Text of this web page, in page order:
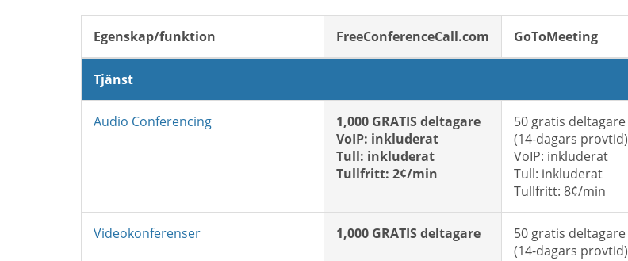
Egenskap/funktion FreeConferenceCall.com GoToMeeting
Tjänst
Audio Conferencing
1,000 GRATIS deltagare
VoIP: inkluderat
Tull: inkluderat
Tullfritt: 2¢/min
50 gratis deltagare
(14-dagars provtid)
VoIP: inkluderat
Tull: inkluderat
Tullfritt: 8¢/min
Videokonferenser 1,000 GRATIS deltagare
50 gratis deltagare
(14-dagars provtid)